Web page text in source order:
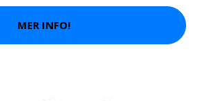
MER INFO!